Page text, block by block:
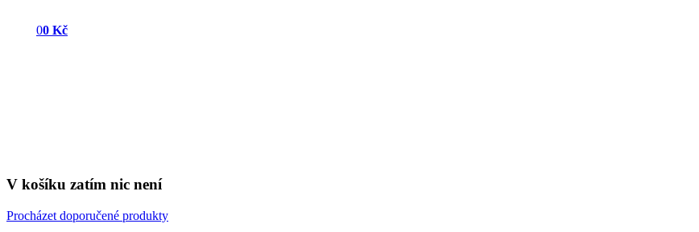
00 Kč
V košíku zatím nic není
Procházet doporučené produkty